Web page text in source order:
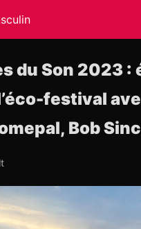
du Son 2023 :
festival
Bob